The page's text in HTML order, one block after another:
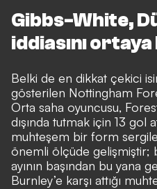
Gibbs-White,
iddiasını
Belki de en dikkat çekici
gösterilen Nottingham
Orta saha oyuncusu,
dışında tutmak için 13 gol
muhteşem bir form
önemli ölçüde gelişmiştir;
ayının başından bu yana
Burnley’e karşı attığı